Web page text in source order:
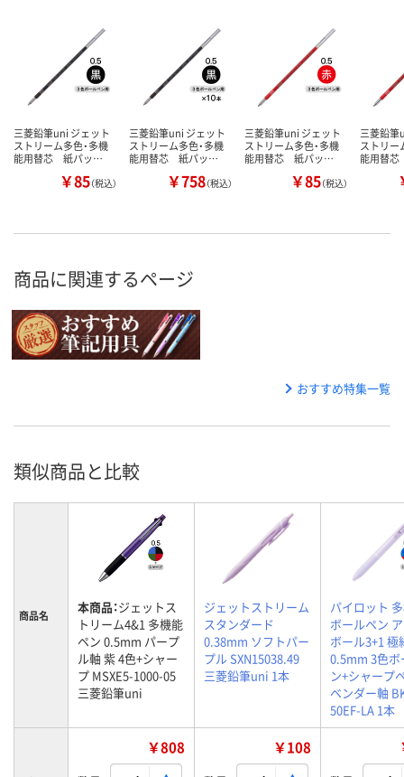
三菱鉛筆uni ジェット
ストリーム多色・多機
能用替芯 紙パッ…
￥85（税込）
三菱鉛筆uni ジェット
ストリーム多色・多機
能用替芯 紙パッ…
￥758（税込）
三菱鉛筆uni ジェット
ストリーム多色・多機
能用替芯 紙パッ…
￥85（税込）
三菱鉛筆
ストリー
能用替
商品に関連するページ
おすすめ特集一覧
類似商品と比較
商品名 本商品：ジェットス
トリーム4&1 多機能
ペン 0.5mm パープ
ル軸 紫 4色+シャー
プ MSXE5-1000-05
三菱鉛筆uni
ジェットストリーム
スタンダード
0.38mm ソフトパー
プル SXN15038.49
三菱鉛筆uni 1本
パイロット
ボールペン
ボール3+1 極
0.5mm 3色ボ
ン+シャープ
ベンダー軸
50EF-LA 1本
￥808 ￥108